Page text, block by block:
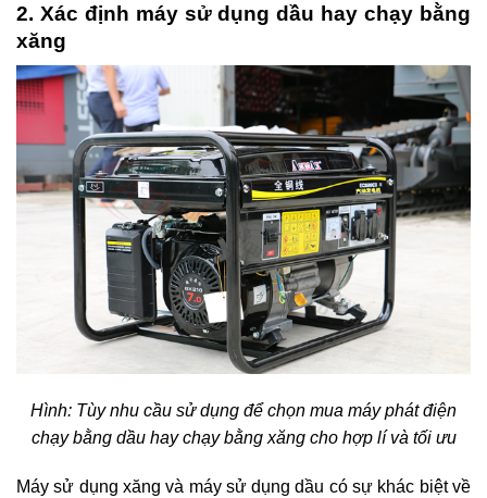
2. Xác định máy sử dụng dầu hay chạy bằng
xăng
Hình: Tùy nhu cầu sử dụng để chọn mua máy phát điện
chạy bằng dầu hay chạy bằng xăng cho hợp lí và tối ưu
Máy sử dụng xăng và máy sử dụng dầu có sự khác biệt về